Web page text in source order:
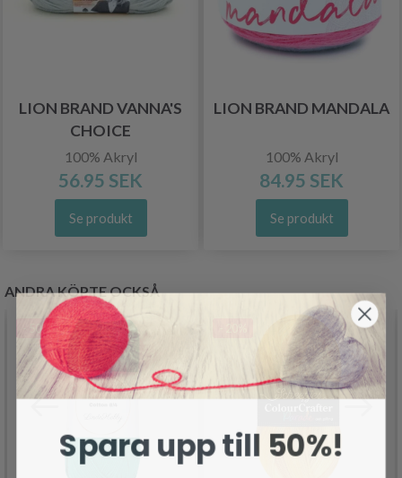
LION BRAND VANNA'S
CHOICE
100% Akryl
56.95 SEK
Se produkt
LION BRAND MANDALA
100% Akryl
84.95 SEK
Se produkt
ANDRA KÖPTE OCKSÅ
- 50%
Spara upp till 50%!